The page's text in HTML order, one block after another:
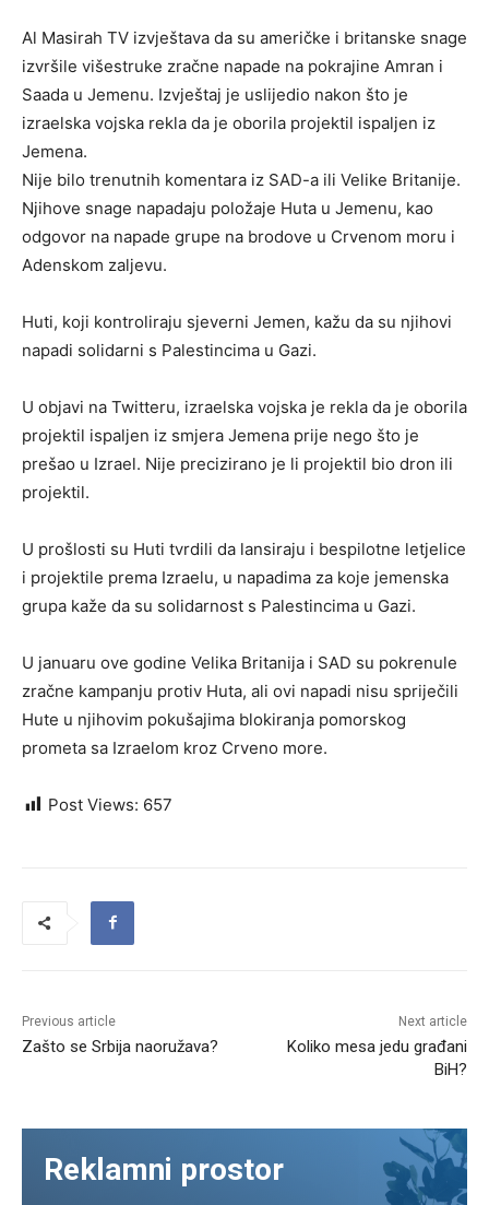
Al Masirah TV izvještava da su američke i britanske snage
izvršile višestruke zračne napade na pokrajine Amran i
Saada u Jemenu. Izvještaj je uslijedio nakon što je
izraelska vojska rekla da je oborila projektil ispaljen iz
Jemena.
Nije bilo trenutnih komentara iz SAD-a ili Velike Britanije.
Njihove snage napadaju položaje Huta u Jemenu, kao
odgovor na napade grupe na brodove u Crvenom moru i
Adenskom zaljevu.
Huti, koji kontroliraju sjeverni Jemen, kažu da su njihovi
napadi solidarni s Palestincima u Gazi.
U objavi na Twitteru, izraelska vojska je rekla da je oborila
projektil ispaljen iz smjera Jemena prije nego što je
prešao u Izrael. Nije precizirano je li projektil bio dron ili
projektil.
U prošlosti su Huti tvrdili da lansiraju i bespilotne letjelice
i projektile prema Izraelu, u napadima za koje jemenska
grupa kaže da su solidarnost s Palestincima u Gazi.
U januaru ove godine Velika Britanija i SAD su pokrenule
zračne kampanju protiv Huta, ali ovi napadi nisu spriječili
Hute u njihovim pokušajima blokiranja pomorskog
prometa sa Izraelom kroz Crveno more.
Post Views: 657
Previous article
Zašto se Srbija naoružava?
Next article
Koliko mesa jedu građani
BiH?
Reklamni prostor